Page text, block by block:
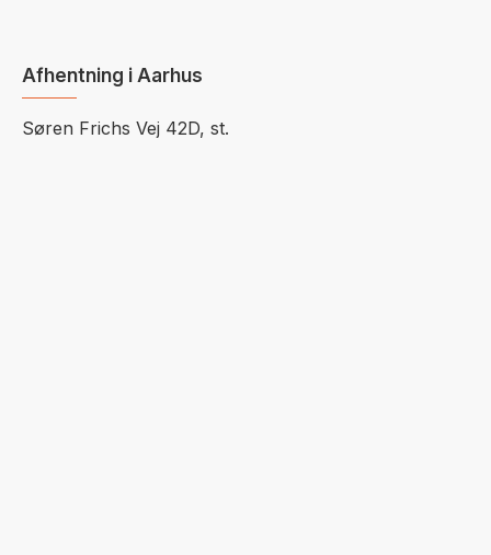
Afhentning i Aarhus
Søren Frichs Vej 42D, st.